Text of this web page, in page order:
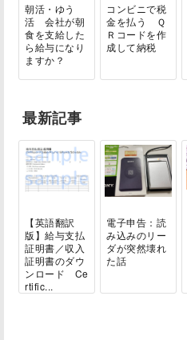
朝活・ゆう
活 会社が朝
食を支給した
ら給与になり
ますか？
コンビニで税
金を払う Ｑ
Ｒコードを作
成して納税
最新記事
【英語翻訳
版】給与支払
証明書／収入
証明書のダウ
ンロード Ce
rtific...
電子申告：読
み込みのリー
ダが突然壊れ
た話